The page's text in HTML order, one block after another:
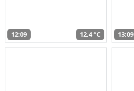
12:09 12,4 °C 13:09